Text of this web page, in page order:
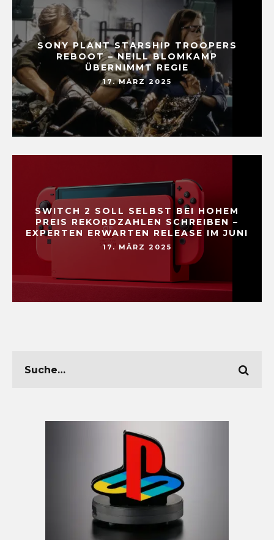
SONY PLANT STARSHIP TROOPERS
REBOOT – NEILL BLOMKAMP
ÜBERNIMMT REGIE
17. MÄRZ 2025
SWITCH 2 SOLL SELBST BEI HOHEM
PREIS REKORDZAHLEN SCHREIBEN –
EXPERTEN ERWARTEN RELEASE IM JUNI
17. MÄRZ 2025